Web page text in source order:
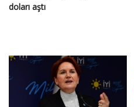
doları aştı